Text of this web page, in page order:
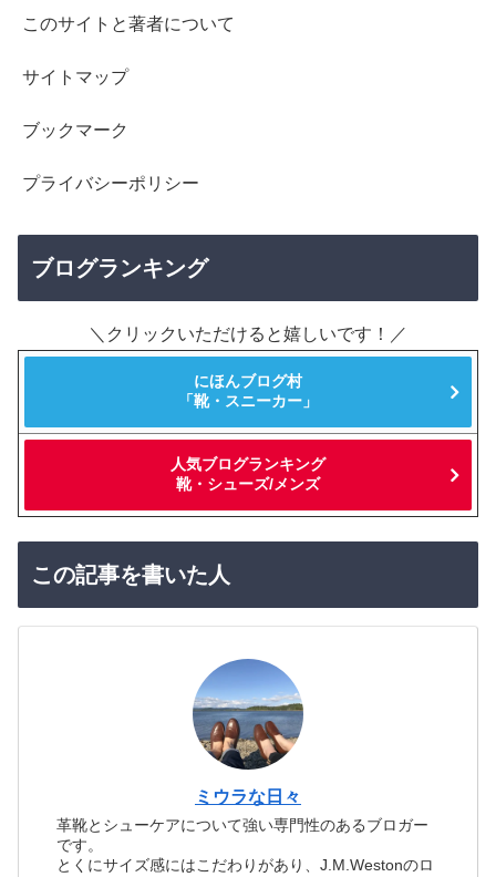
このサイトと著者について
サイトマップ
ブックマーク
プライバシーポリシー
ブログランキング
＼クリックいただけると嬉しいです！／
にほんブログ村
「靴・スニーカー」
人気ブログランキング
靴・シューズ/メンズ
この記事を書いた人
ミウラな日々
革靴とシューケアについて強い専門性のあるブロガー
です。
とくにサイズ感にはこだわりがあり、J.M.Westonのロ